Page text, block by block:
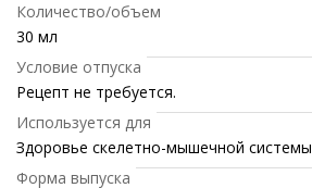
Количество/объем
30 мл
Условие отпуска
Рецепт не требуется.
Используется для
Здоровье скелетно-мышечной системы
Форма выпуска